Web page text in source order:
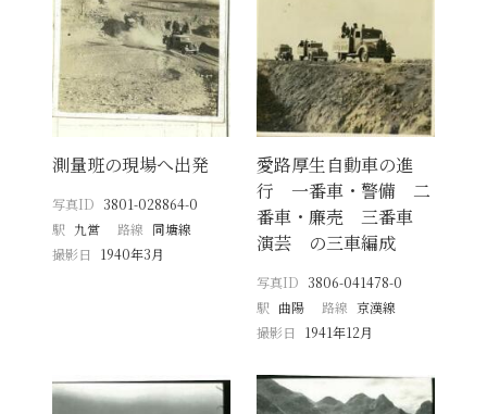
測量班の現場へ出発
写真ID 3801-028864-0
駅 九営 路線 同塘線
撮影日
1940年3月
愛路厚生自動車の進
行 一番車・警備 二
番車・廉売 三番車
演芸 の三車編成
写真ID 3806-041478-0
駅 曲陽 路線 京漢線
撮影日
1941年12月